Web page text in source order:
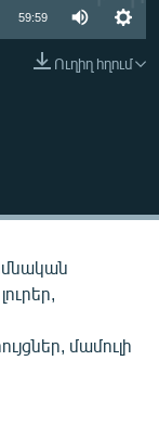
59:59
Ուղիղ հղում
մամուլի